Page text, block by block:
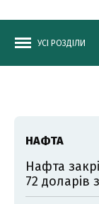
УСІ РОЗДІЛИ
НАФТА
Нафта
72 доларів